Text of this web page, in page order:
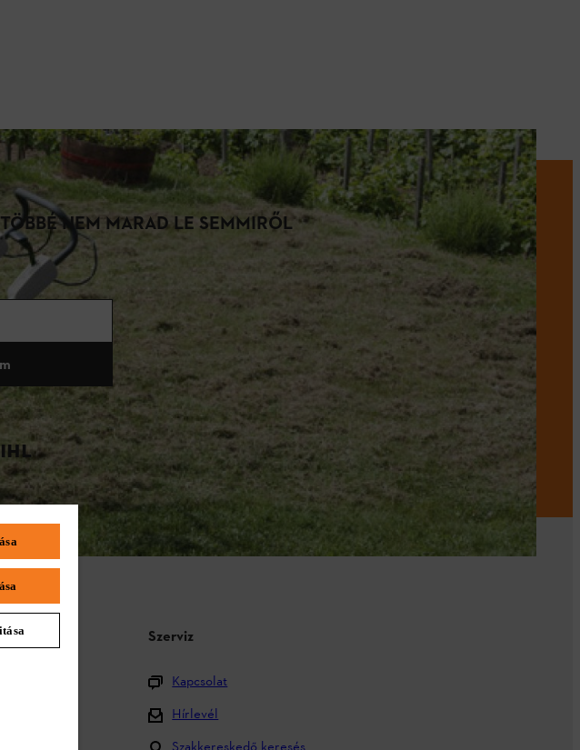
NEM MARAD LE SEMMIRŐL
Szerviz
Kapcsolat
Hírlevél